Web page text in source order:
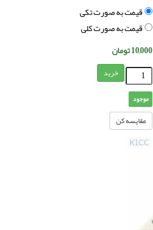
قیمت به صورت تکی
قیمت به صورت کلی
10,000تومان
خرید
موجود
مقایسه کن